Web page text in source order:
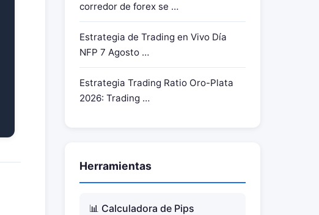
corredor de forex se …
Estrategia de Trading en Vivo Día
NFP 7 Agosto …
Estrategia Trading Ratio Oro-Plata
2026: Trading …
Herramientas
📊 Calculadora de Pips